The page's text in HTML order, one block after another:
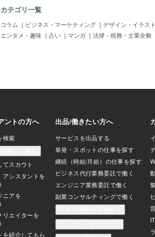
ざ）」したぞよ。＾＾；フフフ。うぉ～
っ！（＾＾；ヤメてぇ～！でもこの「ス
リーデグリーズ」は今でももちろん「ダ
イスキ」ですっ！（＾＾；その中でも
「だいたい向かって右側の（バレリ
治のゆるキャラのバリイさんではナイ！
ホホホ）＾＾さて、日本とはとてもゆか
りのアル彼女達じゃけど、まぁ聴いてみ
てっ！イイぞよ。では、どうぞ。＾＾i sh
all introduce three d
カテゴリ一覧
コラム ｜ ビジネス・マーケティング ｜ デザイン・イラスト
エンタメ・趣味 ｜ 占い ｜ マンガ ｜ 法律・税務・士業全般